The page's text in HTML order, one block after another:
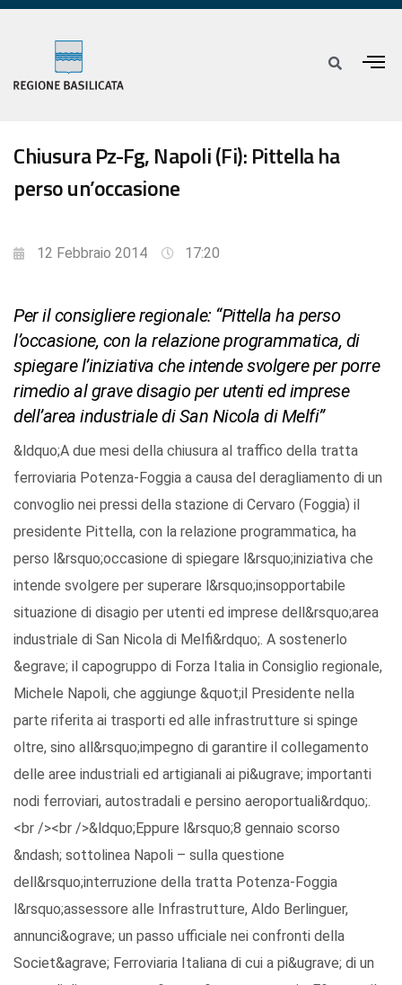
Chiusura Pz-Fg, Napoli (Fi): Pittella ha
perso un’occasione
12 Febbraio 2014 17:20
Per il consigliere regionale: “Pittella ha perso
l’occasione, con la relazione programmatica, di
spiegare l’iniziativa che intende svolgere per porre
rimedio al grave disagio per utenti ed imprese
dell’area industriale di San Nicola di Melfi”
&ldquo;A due mesi della chiusura al traffico della tratta
ferroviaria Potenza-Foggia a causa del deragliamento di un
convoglio nei pressi della stazione di Cervaro (Foggia) il
presidente Pittella, con la relazione programmatica, ha
perso l&rsquo;occasione di spiegare l&rsquo;iniziativa che
intende svolgere per superare l&rsquo;insopportabile
situazione di disagio per utenti ed imprese dell&rsquo;area
industriale di San Nicola di Melfi&rdquo;. A sostenerlo
&egrave; il capogruppo di Forza Italia in Consiglio regionale,
Michele Napoli, che aggiunge &quot;il Presidente nella
parte riferita ai trasporti ed alle infrastrutture si spinge
oltre, sino all&rsquo;impegno di garantire il collegamento
delle aree industriali ed artigianali ai pi&ugrave; importanti
nodi ferroviari, autostradali e persino aeroportuali&rdquo;.
<br /><br />&ldquo;Eppure l&rsquo;8 gennaio scorso
&ndash; sottolinea Napoli – sulla questione
dell&rsquo;interruzione della tratta Potenza-Foggia
l&rsquo;assessore alle Infrastrutture, Aldo Berlinguer,
annunci&ograve; un passo ufficiale nei confronti della
Societ&agrave; Ferroviaria Italiana di cui a pi&ugrave; di un